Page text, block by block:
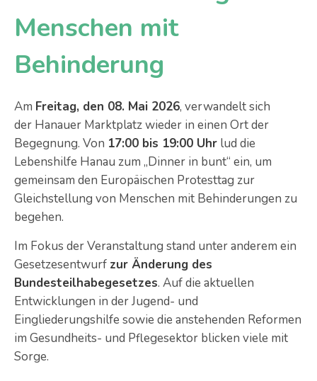
Menschen mit
Behinderung
Am Freitag, den 08. Mai 2026, verwandelt sich
der Hanauer Marktplatz wieder in einen Ort der
Begegnung. Von 17:00 bis 19:00 Uhr lud die
Lebenshilfe Hanau zum „Dinner in bunt“ ein, um
gemeinsam den Europäischen Protesttag zur
Gleichstellung von Menschen mit Behinderungen zu
begehen.
Im Fokus der Veranstaltung stand unter anderem ein
Gesetzesentwurf zur Änderung des
Bundesteilhabegesetzes. Auf die aktuellen
Entwicklungen in der Jugend- und
Eingliederungshilfe sowie die anstehenden Reformen
im Gesundheits- und Pflegesektor blicken viele mit
Sorge.